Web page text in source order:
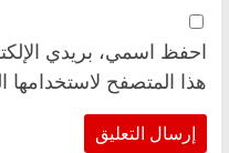
احفظ اسمي، بريدي
هذا المتصفح لاستخدامها